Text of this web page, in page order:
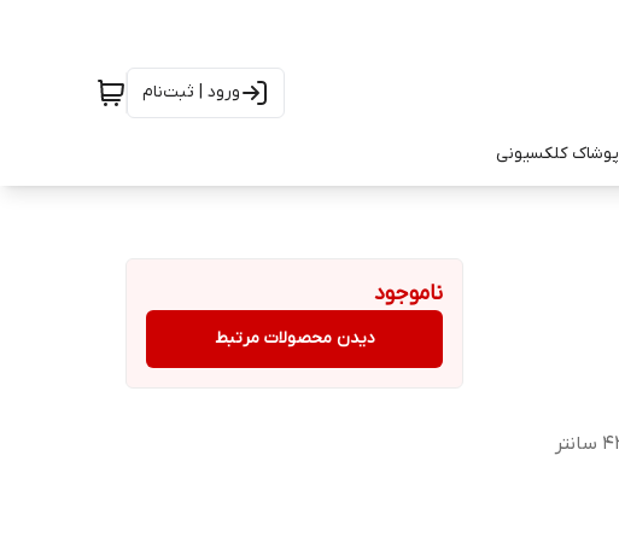
ورود | ثبت‌نام
پوشاک کلکسیونی
ناموجود
دیدن محصولات مرتبط